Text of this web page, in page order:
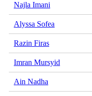
Najla Imani
Alyssa Sofea
Razin Firas
Imran Mursyid
Ain Nadha